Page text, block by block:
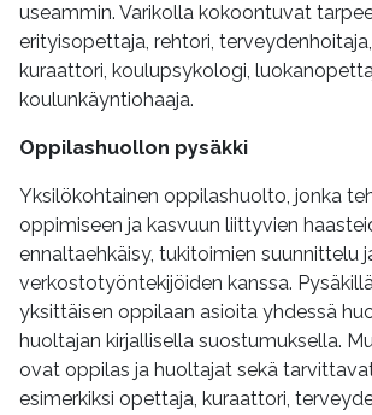
useammin. Varikolla kokoontuvat
erityisopettaja, rehtori,
kuraattori, koulupsykologi,
koulunkäyntiohaaja.
Oppilashuollon pysäkki
Yksilökohtainen oppilashuolto, jonka
oppimiseen ja kasvuun liittyvien
ennaltaehkäisy, tukitoimien suunnittelu
verkostotyöntekijöiden kanssa.
yksittäisen oppilaan asioita yhdessä
huoltajan kirjallisella suostumuksella.
ovat oppilas ja huoltajat sekä
esimerkiksi opettaja, kuraattori,